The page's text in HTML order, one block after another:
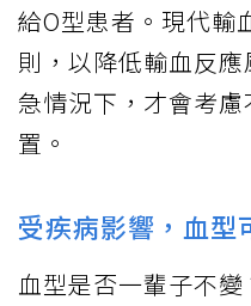
給O型患者。現代輸
則，以降低輸血反
急情況下，才會考
置。
受疾病影響，血型
血型是否一輩子不